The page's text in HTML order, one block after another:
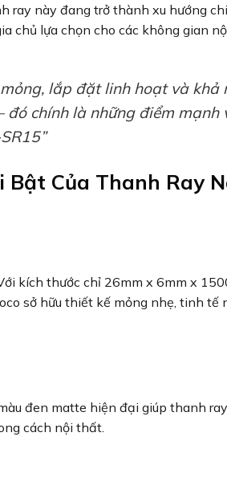
ray này đang trở thành xu hướng
chủ lựa chọn cho các không gian
mỏng, lắp đặt linh hoạt và khả
đó chính là những điểm
Của Thanh Ray
kích thước chỉ 26mm x 6mm x
sở hữu thiết kế mỏng nhẹ, tinh
đen matte hiện đại giúp thanh
cách nội thất.